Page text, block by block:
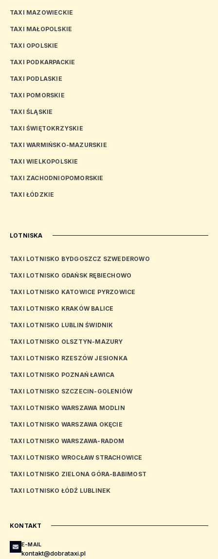
TAXI MAZOWIECKIE
TAXI MAŁOPOLSKIE
TAXI OPOLSKIE
TAXI PODKARPACKIE
TAXI PODLASKIE
TAXI POMORSKIE
TAXI ŚLĄSKIE
TAXI ŚWIĘTOKRZYSKIE
TAXI WARMIŃSKO-MAZURSKIE
TAXI WIELKOPOLSKIE
TAXI ZACHODNIOPOMORSKIE
TAXI ŁÓDZKIE
LOTNISKA
TAXI LOTNISKO BYDGOSZCZ SZWEDEROWO
TAXI LOTNISKO GDAŃSK RĘBIECHOWO
TAXI LOTNISKO KATOWICE PYRZOWICE
TAXI LOTNISKO KRAKÓW BALICE
TAXI LOTNISKO LUBLIN ŚWIDNIK
TAXI LOTNISKO OLSZTYN-MAZURY
TAXI LOTNISKO RZESZÓW JESIONKA
TAXI LOTNISKO POZNAŃ ŁAWICA
TAXI LOTNISKO SZCZECIN-GOLENIÓW
TAXI LOTNISKO WARSZAWA MODLIN
TAXI LOTNISKO WARSZAWA OKĘCIE
TAXI LOTNISKO WARSZAWA-RADOM
TAXI LOTNISKO WROCŁAW STRACHOWICE
TAXI LOTNISKO ZIELONA GÓRA-BABIMOST
TAXI LOTNISKO ŁÓDŹ LUBLINEK
KONTAKT
E-MAIL
kontakt@dobrataxi.pl